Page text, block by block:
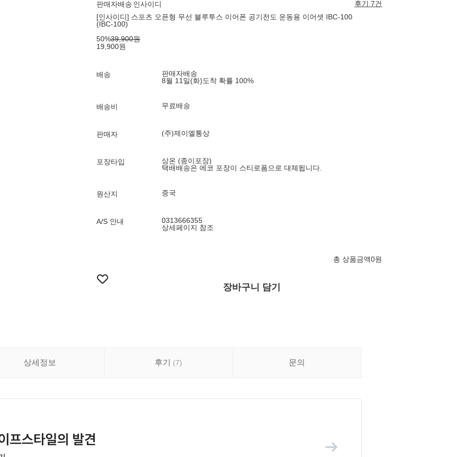
판매자배송 인사이디
후기 7건
[인사이디] 스포츠 오픈형 무선 블루투스 이어폰 공기전도 운동용 이어셋 IBC-100
(IBC-100)
50%39,900원
19,900원
배송
판매자배송
8월 11일(화)도착 확률 100%
배송비 무료배송
판매자 (주)제이엘통상
포장타입
상온 (종이포장)
택배배송은 에코 포장이 스티로폼으로 대체됩니다.
원산지 중국
A/S 안내
0313666355
상세페이지 참조
총 상품금액0원
장바구니 담기
상세정보 후기 (7) 문의